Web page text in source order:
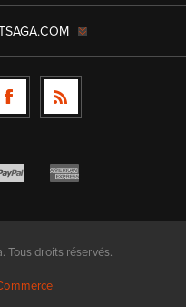
droits réservés.